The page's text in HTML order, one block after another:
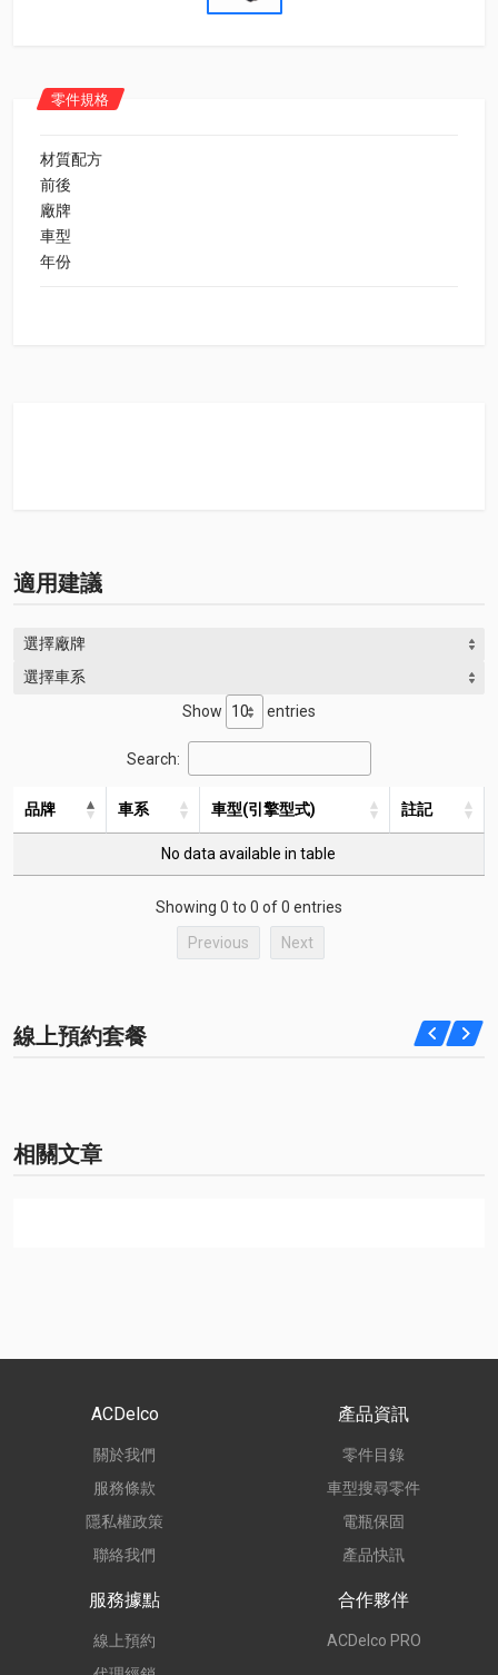
零件規格
材質配方
前後
廠牌
車型
年份
適用建議
選擇廠牌
選擇車系
Show
entries
Search:
品牌 車系 車型(引擎型式) 註記
No data available in table
Showing 0 to 0 of 0 entries
Previous Next
線上預約套餐
相關文章
ACDelco
關於我們
服務條款
隱私權政策
聯絡我們
產品資訊
零件目錄
車型搜尋零件
電瓶保固
產品快訊
服務據點
線上預約
合作夥伴
ACDelco PRO